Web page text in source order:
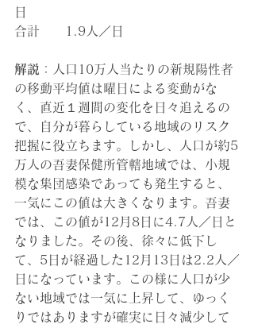
日
合計　　1.9人／日
解説 ：人口10万人当たりの新規陽性者
の移動平均値は曜日による変動がな
く、直近１週間の変化を日々追えるの
で、自分が暮らしている地域のリスク
把握に役立ちます。しかし、人口が約5
万人の吾妻保健所管轄地域では、小規
模な集団感染であっても発生すると、
一気にこの値は大きくなります。吾妻
では、この値が12月8日に4.7人／日と
なりました。その後、徐々に低下し
て、5日が経過した12月13日は2.2人／
日になっています。この様に人口が少
ない地域では一気に上昇して、ゆっく
りではありますが確実に日々減少して